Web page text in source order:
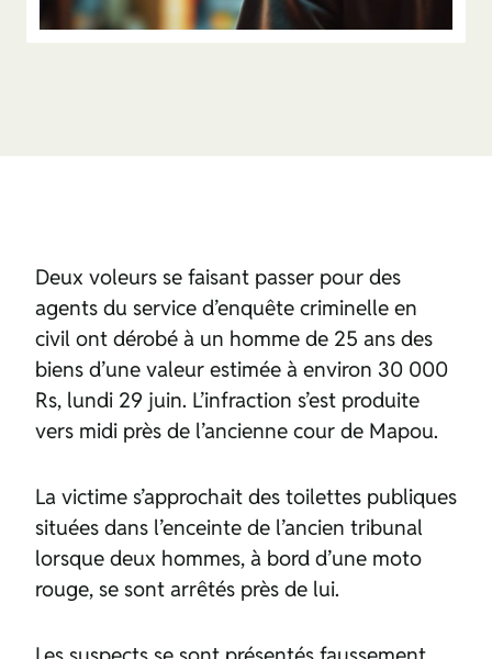
Deux voleurs se faisant passer pour des
agents du service d’enquête criminelle en
civil ont dérobé à un homme de 25 ans des
biens d’une valeur estimée à environ 30 000
Rs, lundi 29 juin. L’infraction s’est produite
vers midi près de l’ancienne cour de Mapou.
La victime s’approchait des toilettes publiques
situées dans l’enceinte de l’ancien tribunal
lorsque deux hommes, à bord d’une moto
rouge, se sont arrêtés près de lui.